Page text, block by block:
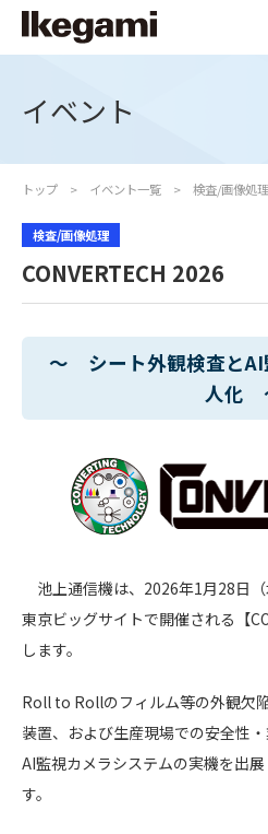
イベント
トップ イベント一覧 検査/画像処理
検査/画像処理
CONVERTECH 2026
～ シート外観検査と
人化
池上通信機は、2026年1月28日（
東京ビッグサイトで開催される【
します。
Roll to Rollのフィルム等の外観欠
装置、および生産現場での安全性
AI監視カメラシステムの実機を出
す。